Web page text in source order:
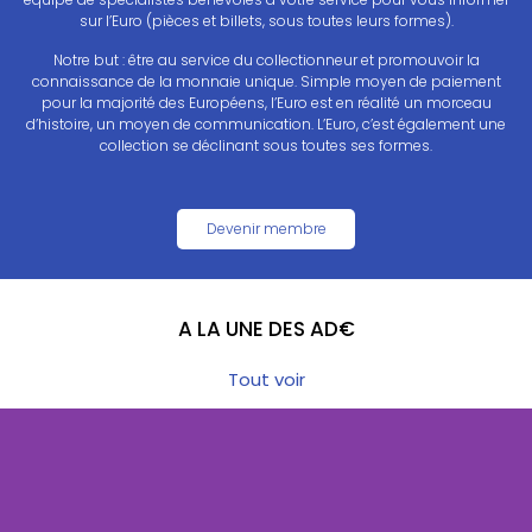
sur l’Euro (pièces et billets, sous toutes leurs formes).
Notre but : être au service du collectionneur et promouvoir la
connaissance de la monnaie unique. Simple moyen de paiement
pour la majorité des Européens, l’Euro est en réalité un morceau
d’histoire, un moyen de communication. L’Euro, c’est également une
collection se déclinant sous toutes ses formes.
Devenir membre
A LA UNE DES AD€
Tout voir